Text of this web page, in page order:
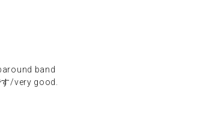
band
す/very good.